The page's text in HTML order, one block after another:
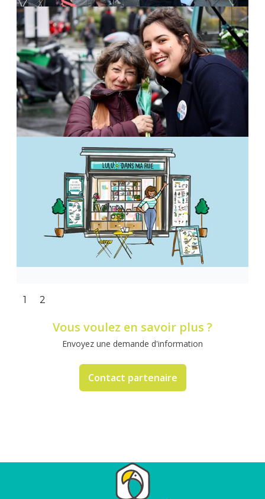
1 2
Vous voulez en savoir plus ?
Envoyez une demande d'information
Contact partenaire